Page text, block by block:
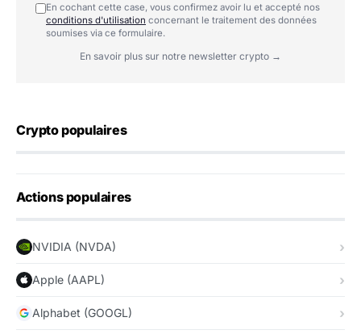
En cochant cette case, vous confirmez avoir lu et accepté nos
conditions d'utilisation concernant le traitement des données
soumises via ce formulaire.
En savoir plus sur notre newsletter crypto →
Crypto populaires
Actions populaires
NVIDIA (NVDA)
Apple (AAPL)
Alphabet (GOOGL)